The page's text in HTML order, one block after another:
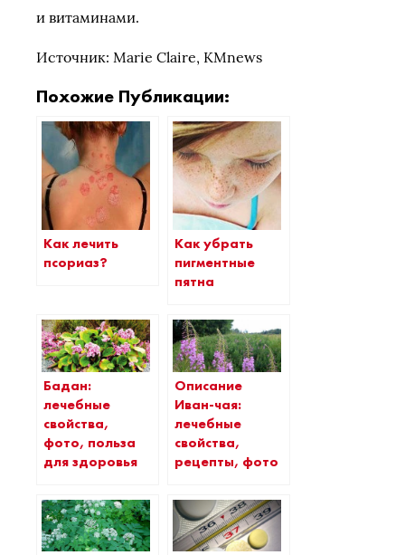
и витаминами.
Источник: Marie Claire, KMnews
Похожие Публикации:
Как лечить
псориаз?
Как убрать
пигментные
пятна
Бадан:
лечебные
свойства,
фото, польза
для здоровья
Описание
Иван-чая:
лечебные
свойства,
рецепты, фото